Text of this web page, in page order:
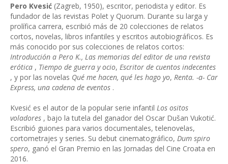
Pero Kvesić (Zagreb, 1950), escritor, periodista y editor. Es
fundador de las revistas Polet y Quorum. Durante su larga y
prolífica carrera, escribió más de 20 colecciones de relatos
cortos, novelas, libros infantiles y escritos autobiográficos. Es
más conocido por sus colecciones de relatos cortos:
Introducción a Pero K., Las memorias del editor de una revista
erótica , Tiempo de guerra y ocio, Escritor de cuentos indecentes
, y por las novelas Qué me hacen, qué les hago yo, Renta. -a- Car
Express, una cadena de eventos .
Kvesić es el autor de la popular serie infantil Los ositos
voladores , bajo la tutela del ganador del Oscar Dušan Vukotić.
Escribió guiones para varios documentales, telenovelas,
cortometrajes y series. Su debut cinematográfico, Dum spiro
spero, ganó el Gran Premio en las Jornadas del Cine Croata en
2016.